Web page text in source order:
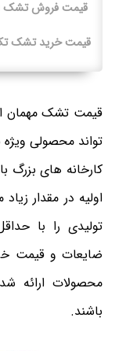
قیمت فروش تشک
قیمت خرید تشک تک
قیمت تشک مهمان
تواند محصولی ویژه
کارخانه های بزرگ
اولیه در مقدار
تولیدی را با
ضایعات و قیمت
محصولات ارائه
باشند.